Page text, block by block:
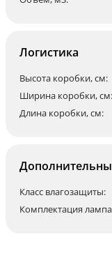
Логистика
Высота коробки, см:
Ширина коробки, см:
Длина коробки, см:
Класс влагозащиты:
Комплектация